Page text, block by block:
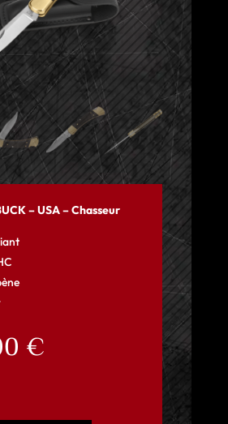
– USA – Chasseur
€